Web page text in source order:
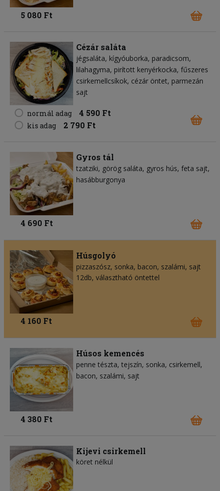
5 080 Ft
Cézár saláta
jégsaláta kígyóuborka paradicsom
lilahagyma pirított kenyérkocka fűszeres
csirkemellcsíkok cézár öntet parmezán
sajt
normál adag 4 590 Ft
kis adag 2 790 Ft
Gyros tál
tzatziki görög saláta gyros hús feta sajt
hasábburgonya
4 690 Ft
Húsgolyó
pizzaszósz sonka bacon szalámi sajt
12db, választható öntettel
4 160 Ft
Húsos kemencés
penne tészta tejszín sonka csirkemell
bacon szalámi sajt
4 380 Ft
Kijevi csirkemell
köret nélkül